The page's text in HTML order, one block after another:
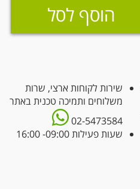
הוסף לסל
שירות לקוחות ארצי, שרות
משלוחים ותמיכה טכנית באתר
02-5473584
שעות פעילות 09:00- 16:00